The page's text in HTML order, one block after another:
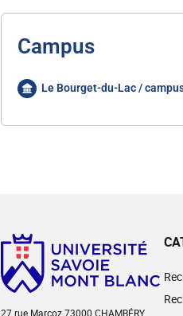
Campus
Le Bourget-du-Lac /
27 rue Marcoz 73000 CHAMBÉRY